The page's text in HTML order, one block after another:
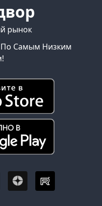
рынок
По Самым Низким